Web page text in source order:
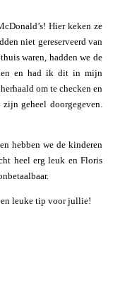
Hier keken ze
niet gereserveerd van
waren, hadden we de
en had ik dit in mijn
om te checken en
geheel doorgegeven.
hebben we de kinderen
heel erg leuk en Floris
leuke tip voor jullie!